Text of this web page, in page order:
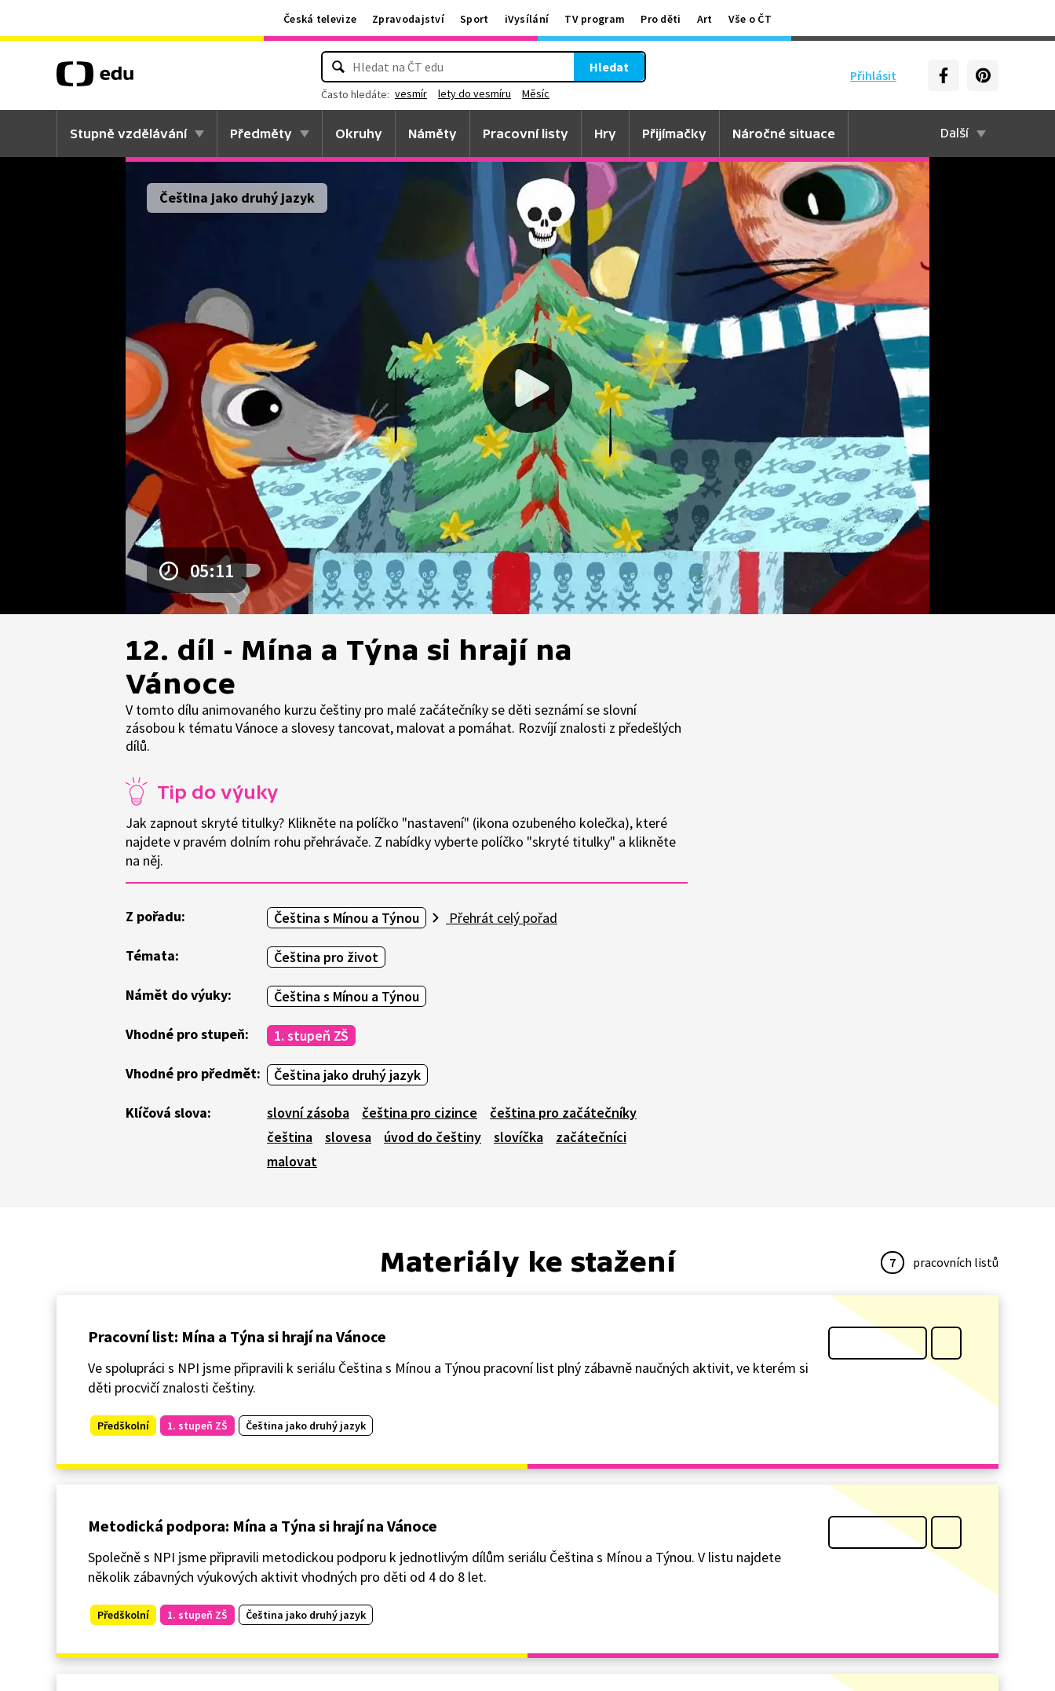
Česká televize Zpravodajství Sport iVysílání TV program Pro děti Art Vše o ČT
Přihlásit
Hledat
Často hledáte: vesmír lety do vesmíru Měsíc
Stupně vzdělávání Předměty Okruhy Náměty Pracovní listy Hry Přijímačky Náročné situace Další
05:11
Čeština jako druhý jazyk
12. díl - Mína a Týna si hrají na
Vánoce
V tomto dílu animovaného kurzu češtiny pro malé začátečníky se děti seznámí se slovní
zásobou k tématu Vánoce a slovesy tancovat, malovat a pomáhat. Rozvíjí znalosti z předešlých
dílů.
Tip do výuky
Jak zapnout skryté titulky? Klikněte na políčko "nastavení" (ikona ozubeného kolečka), které
najdete v pravém dolním rohu přehrávače. Z nabídky vyberte políčko "skryté titulky" a klikněte
na něj.
Z pořadu: Čeština s Mínou a Týnou Přehrát celý pořad
Témata: Čeština pro život
Námět do výuky: Čeština s Mínou a Týnou
Vhodné pro stupeň: 1. stupeň ZŠ
Vhodné pro předmět: Čeština jako druhý jazyk
Klíčová slova: slovní zásoba čeština pro cizince
čeština pro začátečníky
čeština
slovesa úvod do češtiny slovíčka
začátečníci
malovat
Materiály ke stažení 7 pracovních listů
Pracovní list: Mína a Týna si hrají na Vánoce
Ve spolupráci s NPI jsme připravili k seriálu Čeština s Mínou a Týnou pracovní list plný zábavně naučných aktivit, ve kterém si
děti procvičí znalosti češtiny.
Předškolní 1. stupeň ZŠ Čeština jako druhý jazyk
Metodická podpora: Mína a Týna si hrají na Vánoce
Společně s NPI jsme připravili metodickou podporu k jednotlivým dílům seriálu Čeština s Mínou a Týnou. V listu najdete
několik zábavných výukových aktivit vhodných pro děti od 4 do 8 let.
Předškolní 1. stupeň ZŠ Čeština jako druhý jazyk